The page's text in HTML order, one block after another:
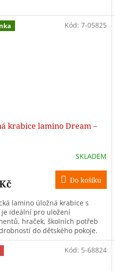
krabice lamino Dream –
SKLADEM
Do košíku
lamino úložná krabice s
je ideální pro uložení
hraček, školních potřeb
do dětského pokoje.
materiálu a úchytům se
Kód: 7-05825
Kód: 5-68824